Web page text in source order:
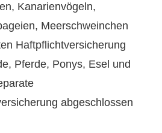
Kanarienvögeln,
Meerschweinchen
Haft­pflichtversicherung
Pferde, Ponys, Esel und
abgeschlossen